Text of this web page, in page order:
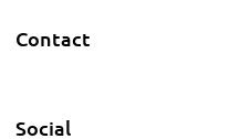
Contact
Social